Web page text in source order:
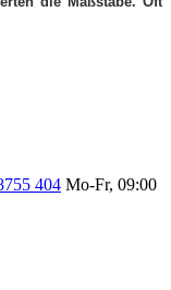
404 Mo-Fr, 09:00